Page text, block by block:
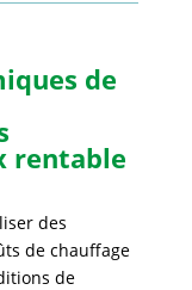
de
rentable
des
de chauffage
de